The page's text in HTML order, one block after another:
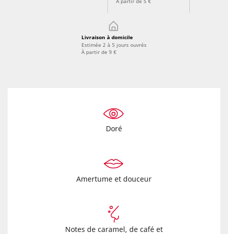
Livraison à domicile
Estimée 2 à 5 jours ouvrés
À partir de 9 €
Doré
Amertume et douceur
Notes de caramel, de café et